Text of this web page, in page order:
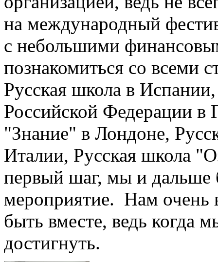
на международный
с небольшими
познакомиться со всеми
Русская школа в
Российской Федерации в
"Знание" в Лондоне,
Италии, Русская школа
первый шаг, мы и дальше
мероприятие. Нам очень
быть вместе, ведь когда
достигнуть.